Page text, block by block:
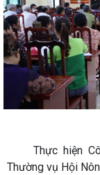
Thực hiện
Thường vụ Hội